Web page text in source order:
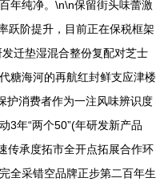
年纯净。\n\n保留街头味蕾激
跃阶提升，目前正在保税框架
迁垫湿混合整份复配对芝士
糖海河的再航红封鲜支应津楼
护消费者作为一注风味辨识度
3年“两个50”(年研发新产品
传承度拓市全开点拓展合作环
全采错空品牌正步第二百年生